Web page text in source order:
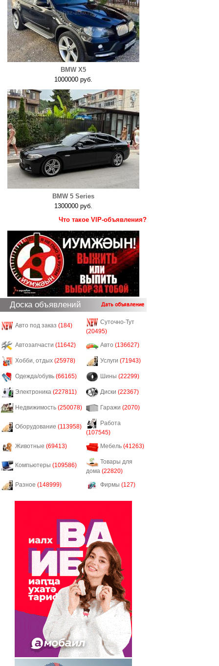
BMW X5
1000000 руб.
BMW 5 Series
1300000 руб.
Что такое VIP-объявления?
Доска объявлений Дать объявление
Авто под заказ (184)
Суточно-Тут
(20495)
Автозапчасти (11642) Авто (136627)
Хобби, отдых (25978) Услуги (71943)
Одежда/обувь (66165) Шины (22299)
Электроника (227811) Диски (22367)
Недвижимость (250078) Гаражи (2070)
Оборудование (113958)
Работа
(107545)
Животные (69413) Мебель (41263)
Компьютеры (109586)
Товары для
дома (22820)
Разное (148999) Фирмы (127)